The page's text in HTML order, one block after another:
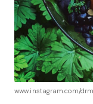
www.instagram.com/